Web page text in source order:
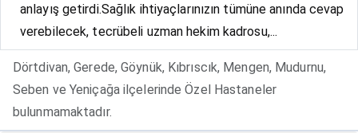
anlayış getirdi.Sağlık ihtiyaçlarınızın tümüne anında cevap
verebilecek, tecrübeli uzman hekim kadrosu,...
Dörtdivan, Gerede, Göynük, Kıbrıscık, Mengen, Mudurnu,
Seben ve Yeniçağa ilçelerinde Özel Hastaneler
bulunmamaktadır.